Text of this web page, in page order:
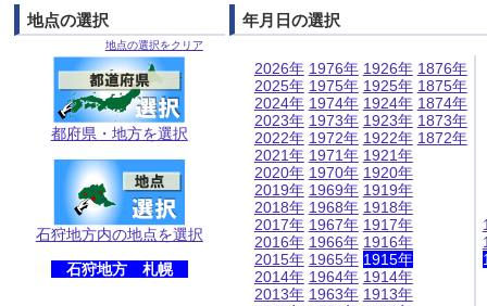
地点の選択
地点の選択をクリア
都府県・地方を選択
石狩地方内の地点を選択
石狩地方 札幌
年月日の選択
2026年
2025年
2024年
2023年
2022年
2021年
2020年
2019年
2018年
2017年
2016年
2015年
2014年
2013年
1976年
1975年
1974年
1973年
1972年
1971年
1970年
1969年
1968年
1967年
1966年
1965年
1964年
1963年
1926年
1925年
1924年
1923年
1922年
1921年
1920年
1919年
1918年
1917年
1916年
1915年
1914年
1913年
1876年
1875年
1874年
1873年
1872年